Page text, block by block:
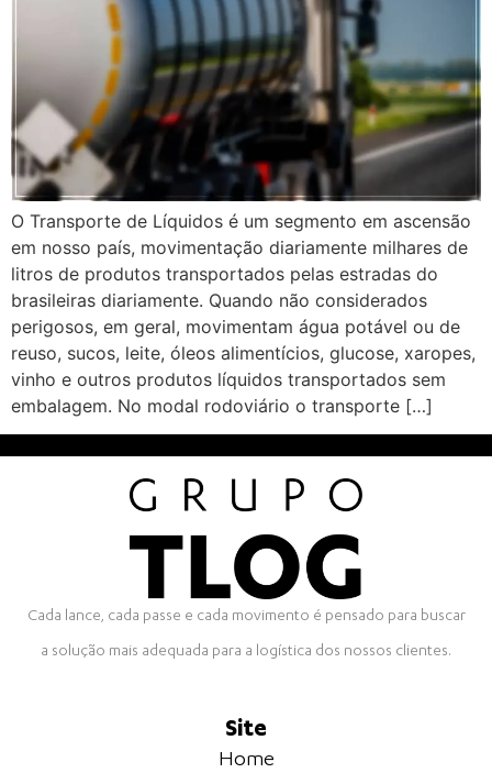
O Transporte de Líquidos é um segmento em ascensão
em nosso país, movimentação diariamente milhares de
litros de produtos transportados pelas estradas do
brasileiras diariamente. Quando não considerados
perigosos, em geral, movimentam água potável ou de
reuso, sucos, leite, óleos alimentícios, glucose, xaropes,
vinho e outros produtos líquidos transportados sem
embalagem. No modal rodoviário o transporte […]
Cada lance, cada passe e cada movimento é pensado para buscar
a solução mais adequada para a logística dos nossos clientes.
Site
Home